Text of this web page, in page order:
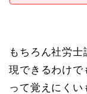
もちろん社労
現できるわけで
って覚えにくい